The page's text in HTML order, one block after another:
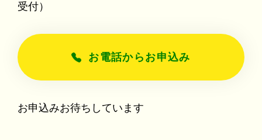
受付）
お電話からお申込み
お申込みお待ちしています